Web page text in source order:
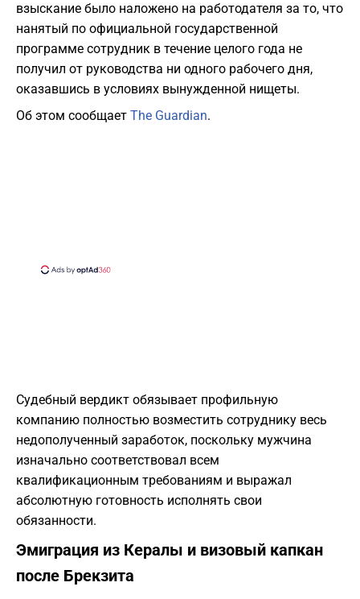
взыскание было наложено на работодателя за то, что
нанятый по официальной государственной
программе сотрудник в течение целого года не
получил от руководства ни одного рабочего дня,
оказавшись в условиях вынужденной нищеты.
Об этом сообщает The Guardian.
Судебный вердикт обязывает профильную
компанию полностью возместить сотруднику весь
недополученный заработок, поскольку мужчина
изначально соответствовал всем
квалификационным требованиям и выражал
абсолютную готовность исполнять свои
обязанности.
Эмиграция из Кералы и визовый капкан
после Брекзита